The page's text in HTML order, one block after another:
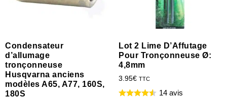
Condensateur
d’allumage
tronçonneuse
Husqvarna anciens
modèles A65, A77, 160S,
180S
Lot 2 Lime D’Affutage
Pour Tronçonneuse Ø:
4,8mm
3.95€ TTC
14 avis